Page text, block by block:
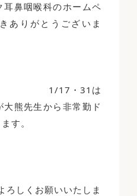
鼻咽喉科のホームペ
ありがとうございま
31は
熊先生から非常勤ド
となります。
願いいたしま